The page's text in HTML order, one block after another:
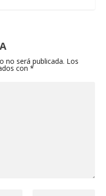
no será publicada. Los
con*